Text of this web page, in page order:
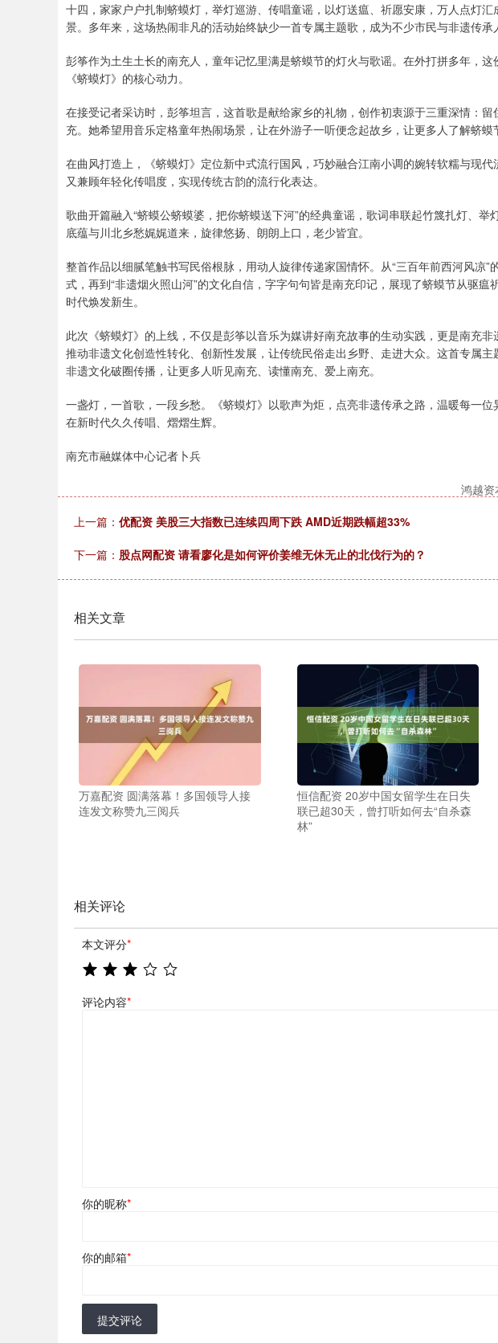
十四，家家户户扎制蛴蟆灯，举灯巡游、传唱童谣，以灯送瘟、祈愿安康，万人点灯
景。多年来，这场热闹非凡的活动始终缺少一首专属主题歌，成为不少市民与非遗传承
彭筝作为土生土长的南充人，童年记忆里满是蛴蟆节的灯火与歌谣。在外打拼多年，
《蛴蟆灯》的核心动力。
在接受记者采访时，彭筝坦言，这首歌是献给家乡的礼物，创作初衷源于三重深情：
充。她希望用音乐定格童年热闹场景，让在外游子一听便念起故乡，让更多人了解蛴蟆
在曲风打造上，《蛴蟆灯》定位新中式流行国风，巧妙融合江南小调的婉转软糯与现代
又兼顾年轻化传唱度，实现传统古韵的流行化表达。
歌曲开篇融入“蛴蟆公蛴蟆婆，把你蛴蟆送下河”的经典童谣，歌词串联起竹篾扎灯、
底蕴与川北乡愁娓娓道来，旋律悠扬、朗朗上口，老少皆宜。
整首作品以细腻笔触书写民俗根脉，用动人旋律传递家国情怀。从“三百年前西河风凉”
式，再到“非遗烟火照山河”的文化自信，字字句句皆是南充印记，展现了蛴蟆节从驱
时代焕发新生。
此次《蛴蟆灯》的上线，不仅是彭筝以音乐为媒讲好南充故事的生动实践，更是南充
推动非遗文化创造性转化、创新性发展，让传统民俗走出乡野、走进大众。这首专属
非遗文化破圈传播，让更多人听见南充、读懂南充、爱上南充。
一盏灯，一首歌，一段乡愁。《蛴蟆灯》以歌声为炬，点亮非遗传承之路，温暖每一位
在新时代久久传唱、熠熠生辉。
南充市融媒体中心记者卜兵
鸿越资
上一篇： 优配资 美股三大指数已连续四周下跌 AMD近期跌幅超33%
下一篇： 股点网配资 请看廖化是如何评价姜维无休无止的北伐行为的？
相关文章
万嘉配资 圆满落幕！多国领导人接
连发文称赞九三阅兵
恒信配资 20岁中国女留学生在日失
联已超30天，曾打听如何去“自杀森
林”
相关评论
本文评分*
评论内容*
你的昵称*
你的邮箱*
提交评论